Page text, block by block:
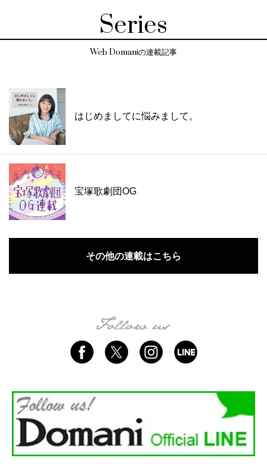
Series
Web Domaniの連載記事
はじめましてに悩みまして。
宝塚歌劇団OG
その他の連載はこちら